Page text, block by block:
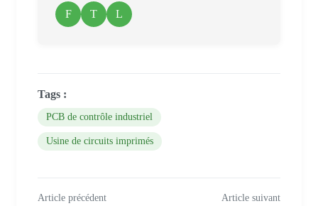
F T L
Tags :
PCB de contrôle industriel
Usine de circuits imprimés
Article précédent Article suivant